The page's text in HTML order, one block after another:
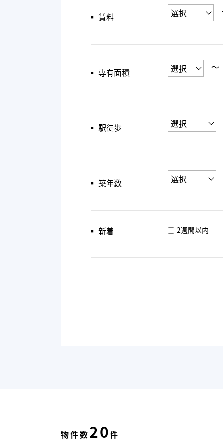
▪︎ 賃料
▪︎ 専有面積 〜
▪︎ 駅徒歩
▪︎ 築年数
▪︎ 新着 2週間以内
物件数20件